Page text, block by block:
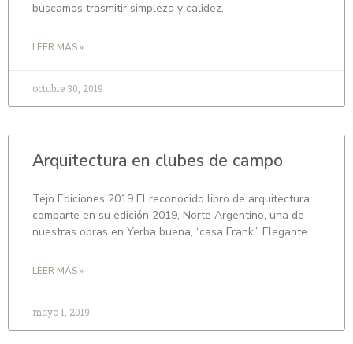
buscamos trasmitir simpleza y calidez.
LEER MÁS »
octubre 30, 2019
Arquitectura en clubes de campo
Tejo Ediciones 2019 El reconocido libro de arquitectura
comparte en su edición 2019, Norte Argentino, una de
nuestras obras en Yerba buena, “casa Frank”. Elegante
LEER MÁS »
mayo 1, 2019